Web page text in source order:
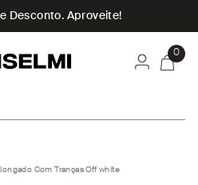
Desconto. Aproveite!
0
Com Tranças Off white